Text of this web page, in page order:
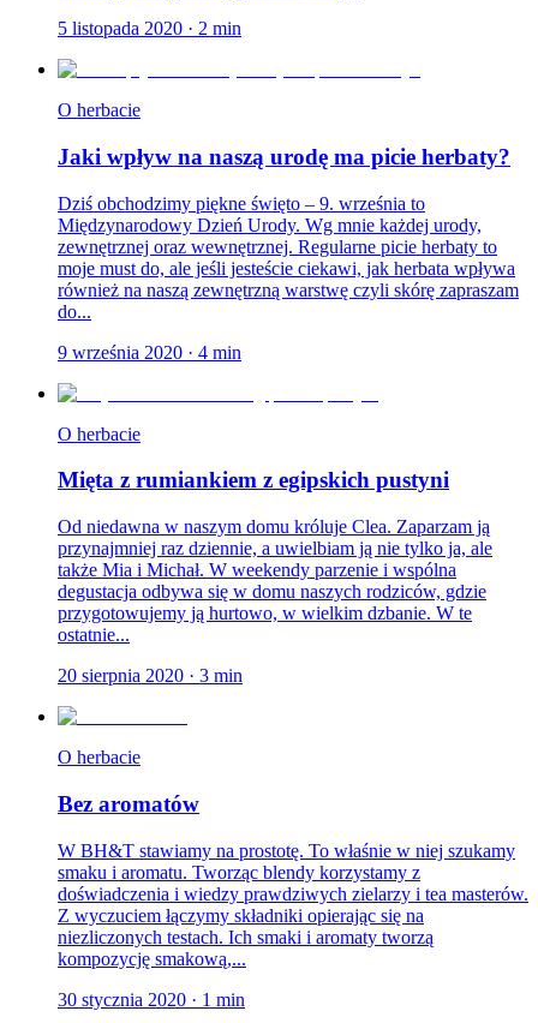
5 listopada 2020 · 2 min
O herbacie
Jaki wpływ na naszą urodę ma picie herbaty?
Dziś obchodzimy piękne święto – 9. września to
Międzynarodowy Dzień Urody. Wg mnie każdej urody,
zewnętrznej oraz wewnętrznej. Regularne picie herbaty to
moje must do, ale jeśli jesteście ciekawi, jak herbata wpływa
również na naszą zewnętrzną warstwę czyli skórę zapraszam
do...
9 września 2020 · 4 min
O herbacie
Mięta z rumiankiem z egipskich pustyni
Od niedawna w naszym domu króluje Clea. Zaparzam ją
przynajmniej raz dziennie, a uwielbiam ją nie tylko ja, ale
także Mia i Michał. W weekendy parzenie i wspólna
degustacja odbywa się w domu naszych rodziców, gdzie
przygotowujemy ją hurtowo, w wielkim dzbanie. W te
ostatnie...
20 sierpnia 2020 · 3 min
O herbacie
Bez aromatów
W BH&T stawiamy na prostotę. To właśnie w niej szukamy
smaku i aromatu. Tworząc blendy korzystamy z
doświadczenia i wiedzy prawdziwych zielarzy i tea masterów.
Z wyczuciem łączymy składniki opierając się na
niezliczonych testach. Ich smaki i aromaty tworzą
kompozycję smakową,...
30 stycznia 2020 · 1 min